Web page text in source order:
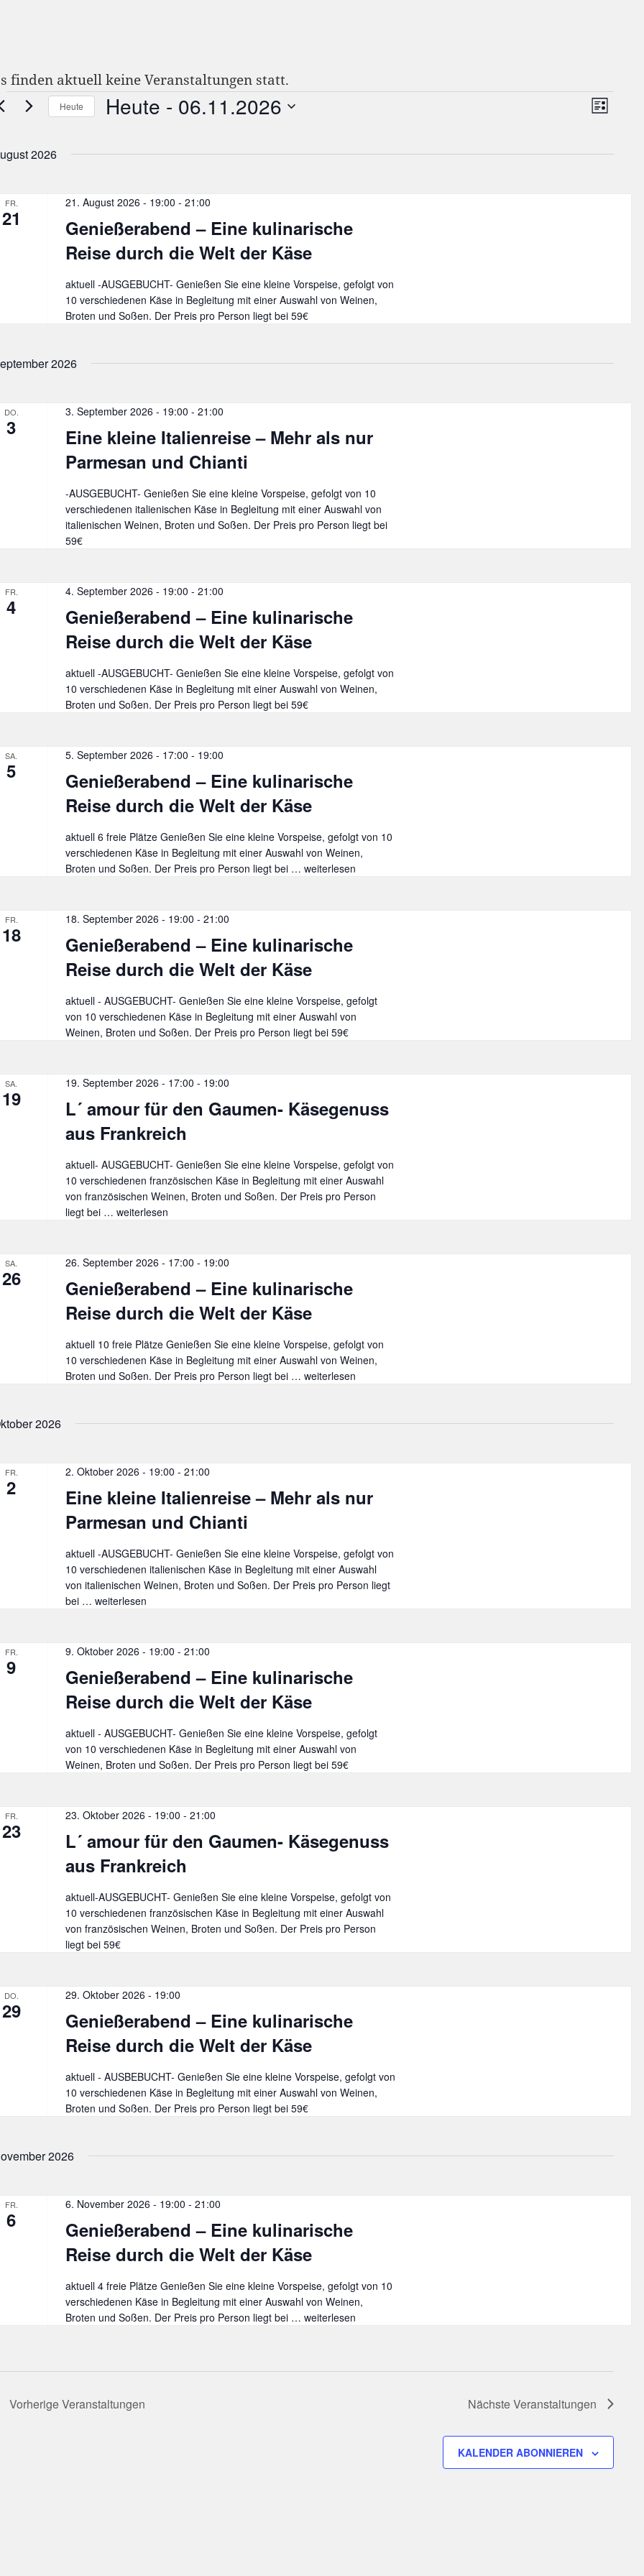
finden aktuell keine Veranstaltungen statt.
LISTE
Heute Heute - 06.11.2026
wählen.
2026
FR.
21
Genießerabend – Eine kulinarische
Reise durch die Welt der Käse
21. August 2026 - 19:00 - 21:00
aktuell -AUSGEBUCHT- Genießen Sie eine kleine Vorspeise, gefolgt von
10 verschiedenen Käse in Begleitung mit einer Auswahl von Weinen,
Broten und Soßen. Der Preis pro Person liegt bei 59€
2026
DO.
3
Eine kleine Italienreise – Mehr als nur
Parmesan und Chianti
3. September 2026 - 19:00 - 21:00
-AUSGEBUCHT- Genießen Sie eine kleine Vorspeise, gefolgt von 10
verschiedenen italienischen Käse in Begleitung mit einer Auswahl von
italienischen Weinen, Broten und Soßen. Der Preis pro Person liegt bei
59€
FR.
4
Genießerabend – Eine kulinarische
Reise durch die Welt der Käse
4. September 2026 - 19:00 - 21:00
aktuell -AUSGEBUCHT- Genießen Sie eine kleine Vorspeise, gefolgt von
10 verschiedenen Käse in Begleitung mit einer Auswahl von Weinen,
Broten und Soßen. Der Preis pro Person liegt bei 59€
SA.
5
Genießerabend – Eine kulinarische
Reise durch die Welt der Käse
5. September 2026 - 17:00 - 19:00
aktuell 6 freie Plätze Genießen Sie eine kleine Vorspeise, gefolgt von 10
verschiedenen Käse in Begleitung mit einer Auswahl von Weinen,
Broten und Soßen. Der Preis pro Person liegt bei … Genießerabend
durch
die
Welt
Käse
weiterlesen
FR.
18
Genießerabend – Eine kulinarische
Reise durch die Welt der Käse
18. September 2026 - 19:00 - 21:00
aktuell - AUSGEBUCHT- Genießen Sie eine kleine Vorspeise, gefolgt
von 10 verschiedenen Käse in Begleitung mit einer Auswahl von
Weinen, Broten und Soßen. Der Preis pro Person liegt bei 59€
SA.
19
L´ amour für den Gaumen- Käsegenuss
aus Frankreich
19. September 2026 - 17:00 - 19:00
aktuell- AUSGEBUCHT- Genießen Sie eine kleine Vorspeise, gefolgt von
10 verschiedenen französischen Käse in Begleitung mit einer Auswahl
von französischen Weinen, Broten und Soßen. Der Preis pro Person
liegt bei … L
für
Gaumen-
Käsegenuss
aus
Frankreich
weiterlesen
SA.
26
Genießerabend – Eine kulinarische
Reise durch die Welt der Käse
26. September 2026 - 17:00 - 19:00
aktuell 10 freie Plätze Genießen Sie eine kleine Vorspeise, gefolgt von
10 verschiedenen Käse in Begleitung mit einer Auswahl von Weinen,
Broten und Soßen. Der Preis pro Person liegt bei … Genießerabend
kulinarische
der
weiterlesen
2026
FR.
2
Eine kleine Italienreise – Mehr als nur
Parmesan und Chianti
2. Oktober 2026 - 19:00 - 21:00
aktuell -AUSGEBUCHT- Genießen Sie eine kleine Vorspeise, gefolgt von
10 verschiedenen italienischen Käse in Begleitung mit einer Auswahl
von italienischen Weinen, Broten und Soßen. Der Preis pro Person liegt
bei … Eine
–
als
nur
Parmesan
und
Chianti
weiterlesen
FR.
9
Genießerabend – Eine kulinarische
Reise durch die Welt der Käse
9. Oktober 2026 - 19:00 - 21:00
aktuell - AUSGEBUCHT- Genießen Sie eine kleine Vorspeise, gefolgt
von 10 verschiedenen Käse in Begleitung mit einer Auswahl von
Weinen, Broten und Soßen. Der Preis pro Person liegt bei 59€
FR.
23
L´ amour für den Gaumen- Käsegenuss
aus Frankreich
23. Oktober 2026 - 19:00 - 21:00
aktuell-AUSGEBUCHT- Genießen Sie eine kleine Vorspeise, gefolgt von
10 verschiedenen französischen Käse in Begleitung mit einer Auswahl
von französischen Weinen, Broten und Soßen. Der Preis pro Person
liegt bei 59€
DO.
29
Genießerabend – Eine kulinarische
Reise durch die Welt der Käse
29. Oktober 2026 - 19:00
aktuell - AUSBEBUCHT- Genießen Sie eine kleine Vorspeise, gefolgt von
10 verschiedenen Käse in Begleitung mit einer Auswahl von Weinen,
Broten und Soßen. Der Preis pro Person liegt bei 59€
2026
FR.
6
Genießerabend – Eine kulinarische
Reise durch die Welt der Käse
6. November 2026 - 19:00 - 21:00
aktuell 4 freie Plätze Genießen Sie eine kleine Vorspeise, gefolgt von 10
verschiedenen Käse in Begleitung mit einer Auswahl von Weinen,
Broten und Soßen. Der Preis pro Person liegt bei … Genießerabend
weiterlesen
VorherigeVeranstaltungen NächsteVeranstaltungen
KALENDER ABONNIEREN